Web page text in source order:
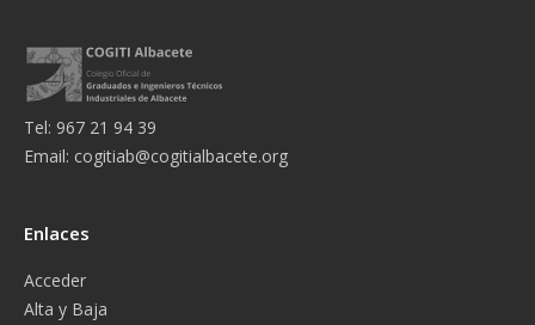
Tel: 967 21 94 39
Email: cogitiab@cogitialbacete.org
Enlaces
Acceder
Alta y Baja